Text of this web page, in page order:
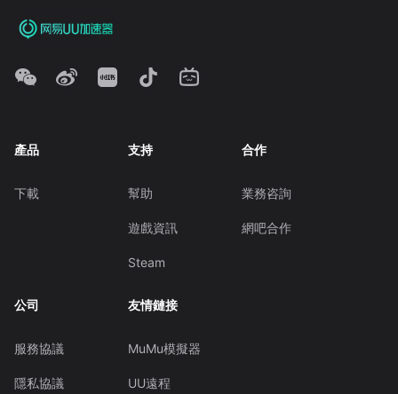
產品
下載
支持
幫助
遊戲資訊
Steam
合作
業務咨詢
網吧合作
公司
服務協議
隱私協議
友情鏈接
MuMu模擬器
UU遠程